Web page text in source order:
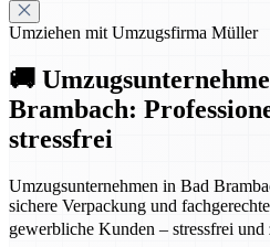
Umziehen mit Umzugsfirma Müller
🚚
Brambach:
stressfrei
Umzugsunternehmen in Bad
sichere Verpackung und
gewerbliche Kunden – stressfrei